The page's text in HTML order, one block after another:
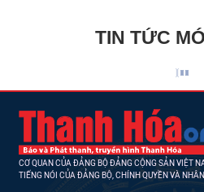
TIN TỨC
CƠ QUAN CỦA ĐẢNG BỘ ĐẢNG CỘNG SẢN VIỆT
TIẾNG NÓI CỦA ĐẢNG BỘ, CHÍNH QUYỀN VÀ